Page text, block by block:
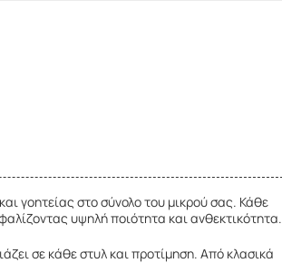
γοητείας στο σύνολο του μικρού σας. Κάθε
υψηλή ποιότητα και ανθεκτικότητα.
σε κάθε στυλ και προτίμηση. Από κλασικά